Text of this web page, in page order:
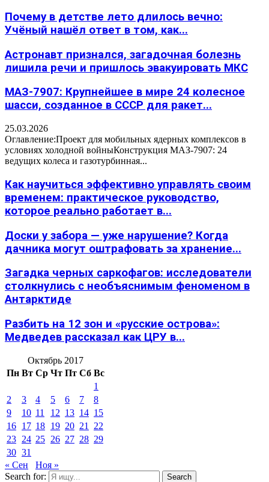
Почему в детстве лето длилось вечно:
Учёный нашёл ответ в том, как...
Астронавт признался, загадочная болезнь
лишила речи и пришлось эвакуировать МКС
МАЗ-7907: Крупнейшее в мире 24 колесное
шасси, созданное в СССР для ракет...
25.03.2026
Оглавление:Проект для мобильных ядерных комплексов в
условиях холодной войныКонструкция МАЗ-7907: 24
ведущих колеса и газотурбинная...
Как научиться эффективно управлять своим
временем: практическое руководство,
которое реально работает в...
Доски у забора — уже нарушение? Когда
дачника могут оштрафовать за хранение...
Загадка черных саркофагов: исследователи
столкнулись с необъяснимым феноменом в
Антарктиде
Разбить на 12 зон и «русские острова»:
Медведев рассказал как ЦРУ в...
Октябрь 2017
Пн Вт Ср Чт Пт Сб Вс
1
2
3 4 5 6 7
8
9
10 11 12 13 14 15
16 17 18 19 20 21
22
23 24 25 26 27 28 29
30 31
« Сен
Ноя »
Search for:
Search